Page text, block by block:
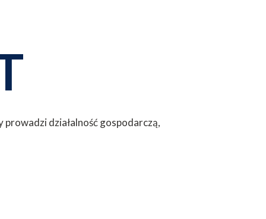
działalność gospodarczą,